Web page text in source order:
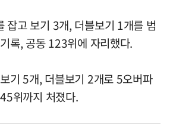
잡고 보기 3개, 더블보기 1개를 범
록, 공동 123위에 자리했다.
기 5개, 더블보기 2개로 5오버파
위까지 처졌다.